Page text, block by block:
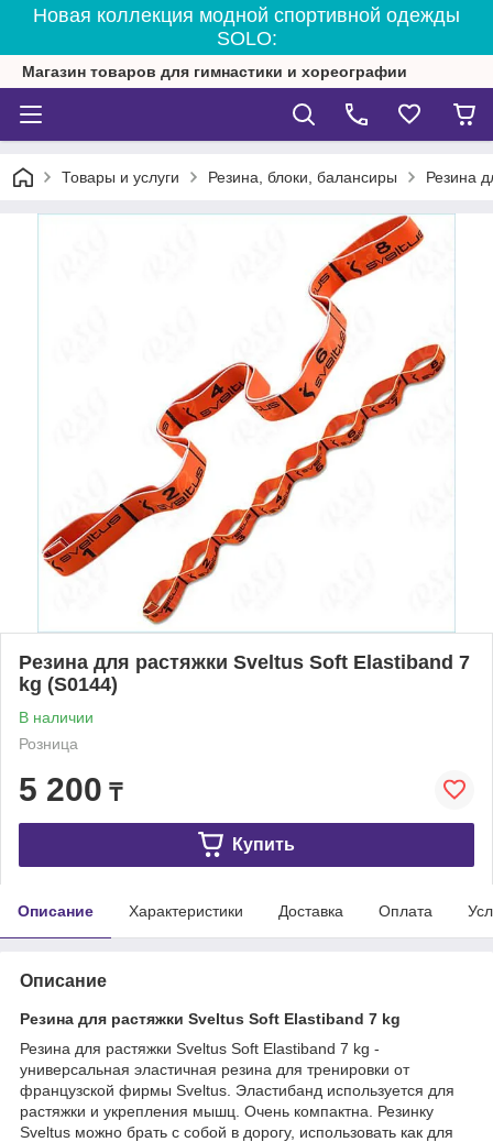
Новая коллекция модной спортивной одежды
SOLO:
Магазин товаров для гимнастики и хореографии
Товары и услуги Резина, блоки, балансиры Резина
Резина для растяжки Sveltus Soft Elastiband 7
kg (S0144)
В наличии
Розница
5 200 ₸
Купить
Описание Характеристики Доставка Оплата
Описание
Резина для растяжки Sveltus Soft Elastiband 7 kg
Резина для растяжки Sveltus Soft Elastiband 7 kg -
универсальная эластичная резина для тренировки от
французской фирмы Sveltus. Эластибанд используется для
растяжки и укрепления мышц. Очень компактна. Резинку
Sveltus можно брать с собой в дорогу, использовать как для